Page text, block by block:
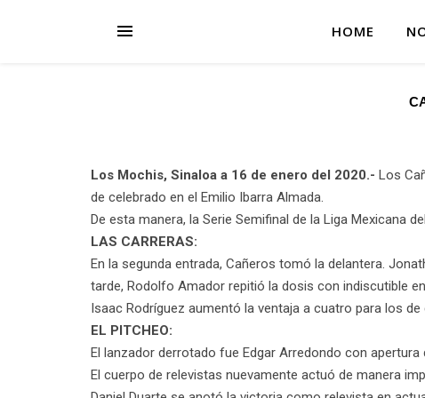
HOME
Los Mochis, Sinaloa a 16 de enero del 2020.- Los
de celebrado en el Emilio Ibarra Almada.
De esta manera, la Serie Semifinal de la Liga Mexicana
LAS CARRERAS:
En la segunda entrada, Cañeros tomó la delantera.
tarde, Rodolfo Amador repitió la dosis con indiscutible
Isaac Rodríguez aumentó la ventaja a cuatro para los
EL PITCHEO:
El lanzador derrotado fue Edgar Arredondo con
El cuerpo de relevistas nuevamente actuó de manera